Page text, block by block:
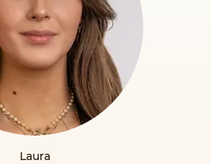
Laura